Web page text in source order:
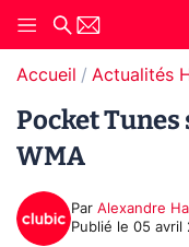
Accueil Actualités
Pocket
WMA
Par Alexandre
Publié le 05 avril